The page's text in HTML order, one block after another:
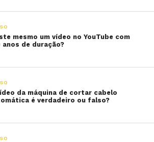
mesmo um vídeo no YouTube com
anos de duração?
da máquina de cortar cabelo
é verdadeiro ou falso?